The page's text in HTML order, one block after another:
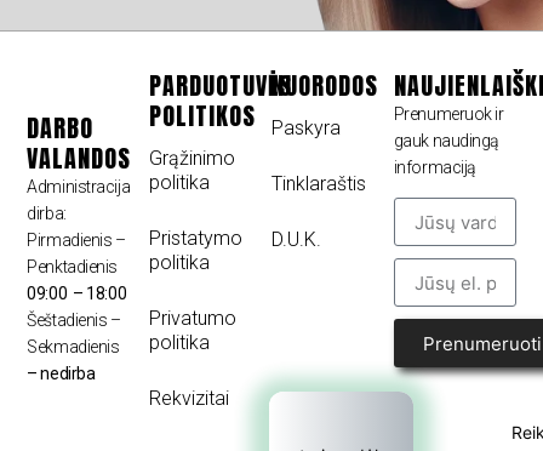
DARBO
VALANDOS
Administracija
dirba:
Pirmadienis –
Penktadienis
09:00 – 18:00
Šeštadienis –
Sekmadienis
– nedirba
PARDUOTUVĖS
POLITIKOS
Grąžinimo
politika
Pristatymo
politika
Privatumo
politika
Rekvizitai
NUORODOS
Paskyra
Tinklaraštis
D.U.K.
Prenumeruok ir
gauk naudingą
informaciją
Prenumeruoti